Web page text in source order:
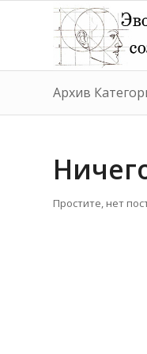
Архив
Простите, нет